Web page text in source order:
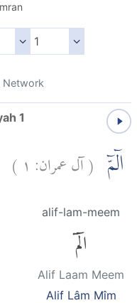
Network
1
الۤمّۤ (آل عمران: ١ )
alif-lam-meem
الٓمٓ
Alif Laam Meem
Alif Lâm Mîm